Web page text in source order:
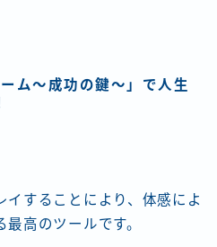
ム〜成功の鍵〜」で人生
イすることにより、体感によ
高のツールです。